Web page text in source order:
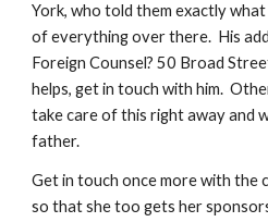
York, who told them exactly
of everything over there.  His
Foreign Counsel? 50 Broad
helps, get in touch with him.
take care of this right away and
father.
Get in touch once more with the
so that she too gets her